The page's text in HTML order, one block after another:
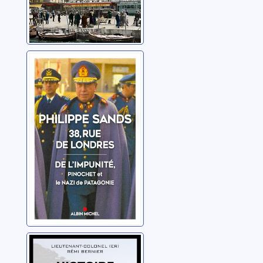
38, rue de
Londres: de
l'impunité,
Pinochet et le
nazi de
Patagonie
Sands, Philippe
Histoire du 1er